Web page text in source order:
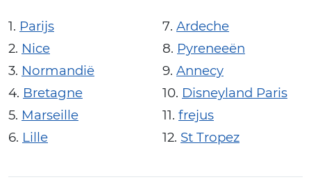
Parijs
Nice
Normandië
Bretagne
Marseille
Lille
Ardeche
Pyreneeën
Annecy
Disneyland Paris
frejus
St Tropez